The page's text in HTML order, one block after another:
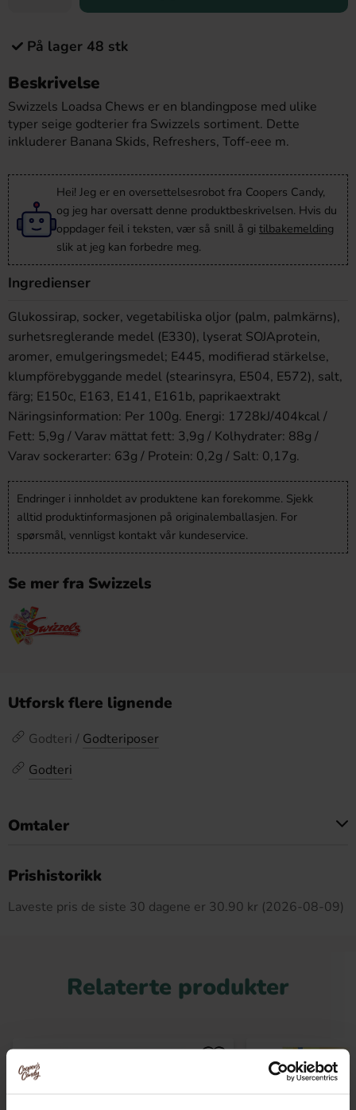
På lager 48 stk
Beskrivelse
Swizzels Loadsa Chews er en blandingpose med ulike
typer seige godterier fra Swizzels sortiment. Dette
inkluderer Banana Skids, Refreshers, Toff-eee m.
Hei! Jeg er en oversettelsesrobot fra Coopers Candy,
og jeg har oversatt denne produktbeskrivelsen. Hvis du
oppdager feil i teksten, vær så snill å gi tilbakemelding
slik at jeg kan forbedre meg.
Ingredienser
Glukossirap, socker, vegetabiliska oljor (palm, palmkärns),
surhetsreglerande medel (E330), lyserat SOJAprotein,
aromer, emulgeringsmedel; E445, modifierad stärkelse,
klumpförebyggande medel (stearinsyra, E504, E572), salt,
färg; E150c, E163, E141, E161b, paprikaextrakt
Näringsinformation: Per 100g. Energi: 1728kJ/404kcal /
Fett: 5,9g / Varav mättat fett: 3,9g / Kolhydrater: 88g /
Varav sockerarter: 63g / Protein: 0,2g / Salt: 0,17g.
Endringer i innholdet av produktene kan forekomme. Sjekk
alltid produktinformasjonen på originalemballasjen. For
spørsmål, vennligst kontakt vår kundeservice.
Se mer fra Swizzels
Utforsk flere lignende
Godteri / Godteriposer
Godteri
Omtaler
Prishistorikk
Laveste pris de siste 30 dagene er 30.90 kr (2026-08-09)
Relaterte produkter